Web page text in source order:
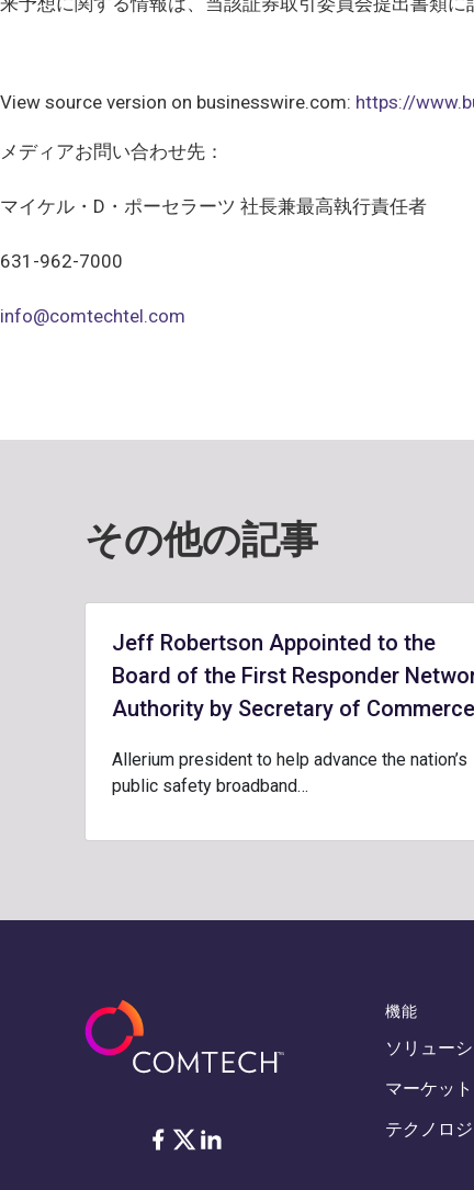
View source version on businesswire.com: https://
メディアお問い合わせ先：
マイケル・D・ポーセラーツ 社長兼最高執行責任者
631-962-7000
info@comtechtel.com
その他の記事
Jeff Robertson Appointed to the
Board of the First Responder
Authority by Secretary of Commerce
Allerium president to help advance the nation’s
public safety broadband…
フェイスブック Twitter
リンクトイン
機能
ソリュー
マーケット
テクノロ